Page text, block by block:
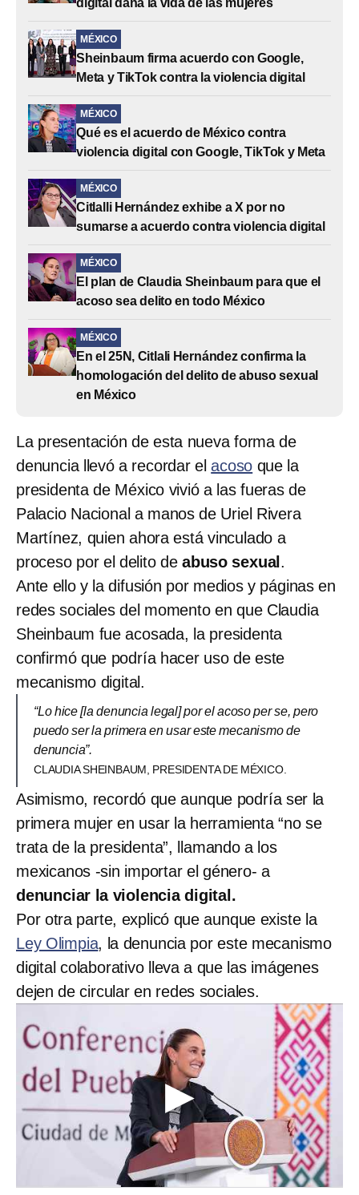
digital daña la vida de las mujeres
MÉXICO
Sheinbaum firma acuerdo con Google,
Meta y TikTok contra la violencia digital
MÉXICO
Qué es el acuerdo de México contra
violencia digital con Google, TikTok y Meta
MÉXICO
Citlalli Hernández exhibe a X por no
sumarse a acuerdo contra violencia digital
MÉXICO
El plan de Claudia Sheinbaum para que el
acoso sea delito en todo México
MÉXICO
En el 25N, Citlali Hernández confirma la
homologación del delito de abuso sexual
en México
La presentación de esta nueva forma de
denuncia llevó a recordar elacoso que la
presidenta de México vivió a las fueras de
Palacio Nacional a manos de Uriel Rivera
Martínez, quien ahora está vinculado a
proceso por el delito deabuso sexual .
Ante ello y la difusión por medios y páginas en
redes sociales del momento en que Claudia
Sheinbaum fue acosada, la presidenta
confirmó que podría hacer uso de este
mecanismo digital.
“Lo hice [la denuncia legal] por el acoso per se, pero
puedo ser la primera en usar este mecanismo de
denuncia”.
CLAUDIA SHEINBAUM, PRESIDENTA DE MÉXICO.
Asimismo, recordó que aunque podría ser la
primera mujer en usar la herramienta “no se
trata de la presidenta”, llamando a los
mexicanos -sin importar el género- a
denunciar la violencia digital.
Por otra parte, explicó que aunque existe la
Ley Olimpia, la denuncia por este mecanismo
digital colaborativo lleva a que las imágenes
dejen de circular en redes sociales.